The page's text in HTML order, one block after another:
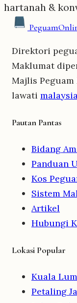
hartanah &
Peguam
Direktori
Maklumat
Majlis
lawati
Pautan Pantas
Bidang
Panduan
Kos
Sistem
Artikel
Hubungi
Lokasi Popular
Kuala
Petaling